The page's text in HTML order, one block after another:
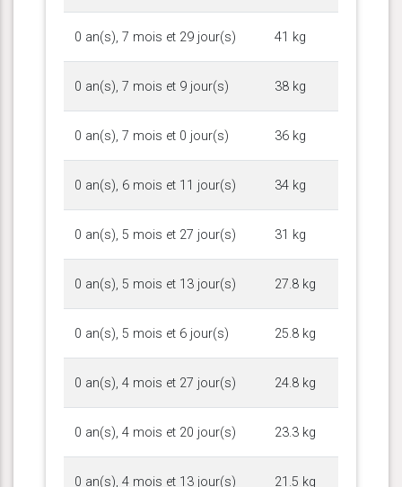
0 an(s), 7 mois et 29 jour(s) 41 kg
0 an(s), 7 mois et 9 jour(s) 38 kg
0 an(s), 7 mois et 0 jour(s) 36 kg
0 an(s), 6 mois et 11 jour(s) 34 kg
0 an(s), 5 mois et 27 jour(s) 31 kg
0 an(s), 5 mois et 13 jour(s) 27.8 kg
0 an(s), 5 mois et 6 jour(s) 25.8 kg
0 an(s), 4 mois et 27 jour(s) 24.8 kg
0 an(s), 4 mois et 20 jour(s) 23.3 kg
0 an(s), 4 mois et 13 jour(s) 21.5 kg